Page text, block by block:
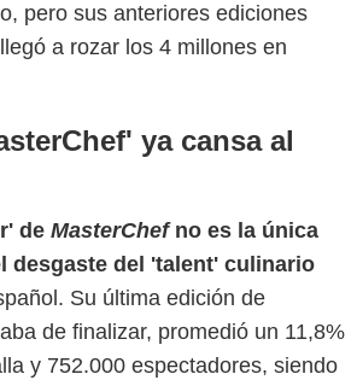
pero sus anteriores ediciones
a rozar los 4 millones en
ya cansa al
de MasterChefno es la única
desgaste del 'talent' culinario
Su última edición de
de finalizar, promedió un 11,8%
y 752.000 espectadores, siendo